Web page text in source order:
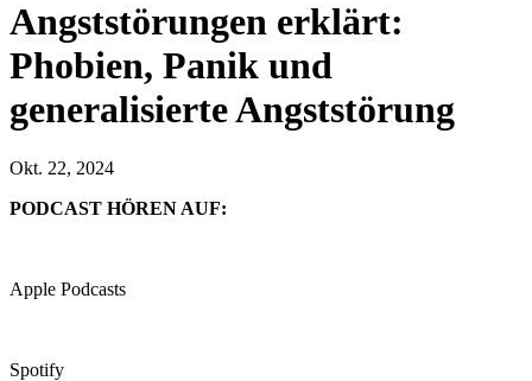
Angststörungen erklärt:
Phobien, Panik und
generalisierte Angststörung
Okt. 22, 2024
PODCAST HÖREN AUF:
Apple Podcasts
Spotify